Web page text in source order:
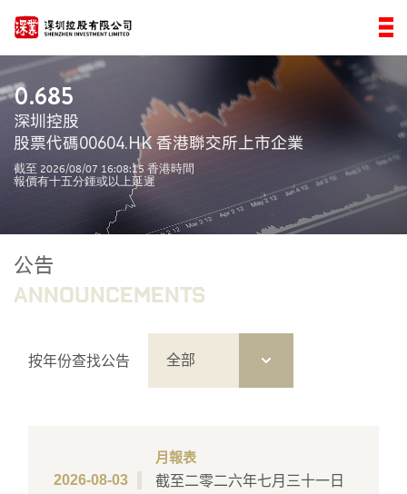
0.685
深圳控股
股票代碼00604.HK 香港聯交所上市企業
截至 2026/08/07 16:08:15 香港時間
報價有十五分鍾或以上延遲
公告
ANNOUNCEMENTS